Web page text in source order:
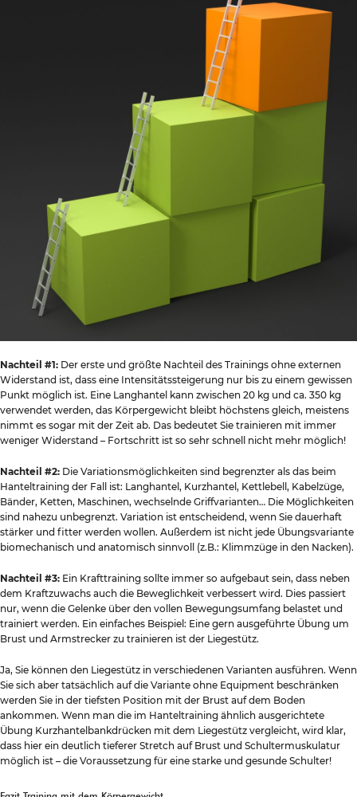
Nachteil #1: Der erste und größte Nachteil des Trainings ohne externen
Widerstand ist, dass eine Intensitätssteigerung nur bis zu einem gewissen
Punkt möglich ist. Eine Langhantel kann zwischen 20 kg und ca. 350 kg
verwendet werden, das Körpergewicht bleibt höchstens gleich, meistens
nimmt es sogar mit der Zeit ab. Das bedeutet Sie trainieren mit immer
weniger Widerstand – Fortschritt ist so sehr schnell nicht mehr möglich!
Nachteil #2: Die Variationsmöglichkeiten sind begrenzter als das beim
Hanteltraining der Fall ist: Langhantel, Kurzhantel, Kettlebell, Kabelzüge,
Bänder, Ketten, Maschinen, wechselnde Griffvarianten… Die Möglichkeiten
sind nahezu unbegrenzt. Variation ist entscheidend, wenn Sie dauerhaft
stärker und fitter werden wollen. Außerdem ist nicht jede Übungsvariante
biomechanisch und anatomisch sinnvoll (z.B.: Klimmzüge in den Nacken).
Nachteil #3: Ein Krafttraining sollte immer so aufgebaut sein, dass neben
dem Kraftzuwachs auch die Beweglichkeit verbessert wird. Dies passiert
nur, wenn die Gelenke über den vollen Bewegungsumfang belastet und
trainiert werden. Ein einfaches Beispiel: Eine gern ausgeführte Übung um
Brust und Armstrecker zu trainieren ist der Liegestütz.
Ja, Sie können den Liegestütz in verschiedenen Varianten ausführen. Wenn
Sie sich aber tatsächlich auf die Variante ohne Equipment beschränken
werden Sie in der tiefsten Position mit der Brust auf dem Boden
ankommen. Wenn man die im Hanteltraining ähnlich ausgerichtete
Übung Kurzhantelbankdrücken mit dem Liegestütz vergleicht, wird klar,
dass hier ein deutlich tieferer Stretch auf Brust und Schultermuskulatur
möglich ist – die Voraussetzung für eine starke und gesunde Schulter!